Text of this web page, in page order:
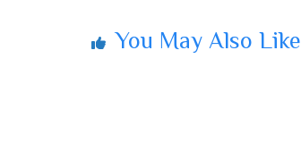
You May Also Like